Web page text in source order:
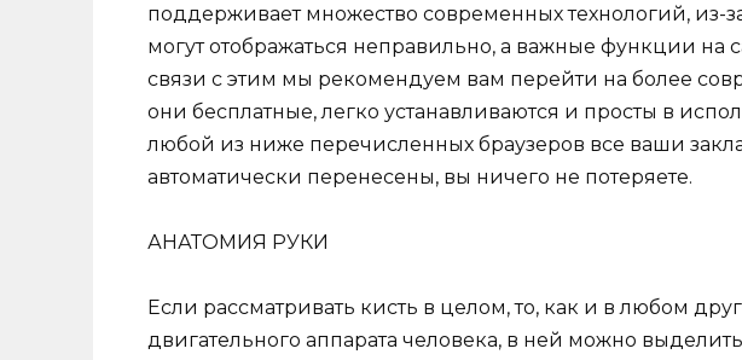
поддерживает множество современных технологий, из-
могут отображаться неправильно, а важные функции на
связи с этим мы рекомендуем вам перейти на более
они бесплатные, легко устанавливаются и просты в
любой из ниже перечисленных браузеров все ваши
автоматически перенесены, вы ничего не потеряете.
АНАТОМИЯ РУКИ
Если рассматривать кисть в целом, то, как и в любом
двигательного аппарата человека, в ней можно